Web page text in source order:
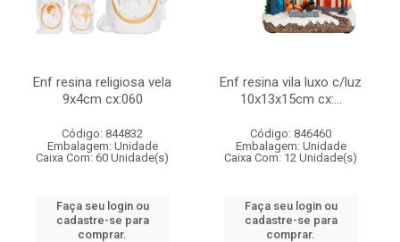
Enf resina religiosa vela
9x4cm cx:060
Código: 844832
Embalagem: Unidade
Caixa Com: 60 Unidade(s)
Faça seu login ou
cadastre-se para
comprar.
Enf resina vila luxo c/luz
10x13x15cm cx:...
Código: 846460
Embalagem: Unidade
Caixa Com: 12 Unidade(s)
Faça seu login ou
cadastre-se para
comprar.